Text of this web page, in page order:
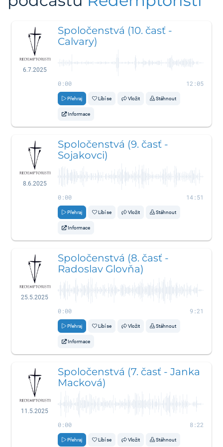
6.7.2025
Spoločenstvá (10. časť -
Calvary)
0:00 12:05
Přehraj Líbí se Vložit Stáhnout
Informace
8.6.2025
Spoločenstvá (9. časť -
Sojakovci)
0:00 14:51
Přehraj Líbí se Vložit Stáhnout
Informace
25.5.2025
Spoločenstvá (8. časť -
Radoslav Glovňa)
0:00 9:21
Přehraj Líbí se Vložit Stáhnout
Informace
11.5.2025
Spoločenstvá (7. časť - Janka
Macková)
0:00 8:22
Přehraj Líbí se Vložit Stáhnout